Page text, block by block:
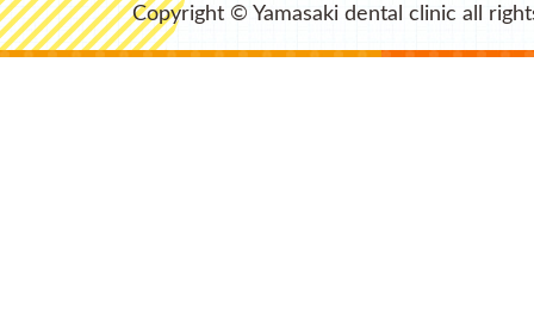
Copyright © Yamasaki dental clinic all